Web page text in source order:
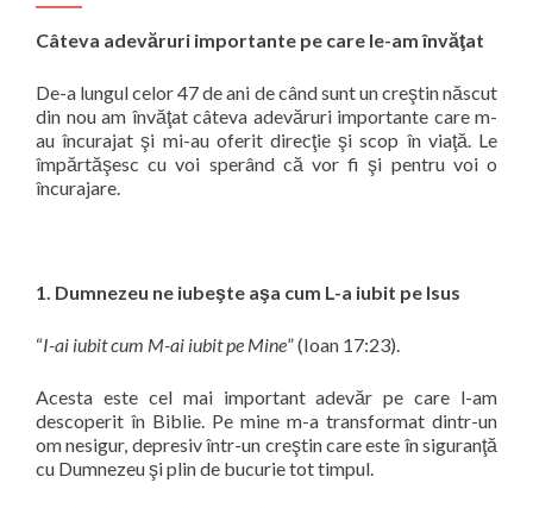
Câteva adevăruri importante pe care le-am învăţat
De-a lungul celor 47 de ani de când sunt un creştin născut
din nou am învăţat câteva adevăruri importante care m-
au încurajat şi mi-au oferit direcţie şi scop în viaţă. Le
împărtăşesc cu voi sperând că vor fi şi pentru voi o
încurajare.
1. Dumnezeu ne iubeşte aşa cum L-a iubit pe Isus
“I-ai iubit cum M-ai iubit pe Mine” (Ioan 17:23).
Acesta este cel mai important adevăr pe care l-am
descoperit în Biblie. Pe mine m-a transformat dintr-un
om nesigur, depresiv într-un creştin care este în siguranţă
cu Dumnezeu şi plin de bucurie tot timpul.